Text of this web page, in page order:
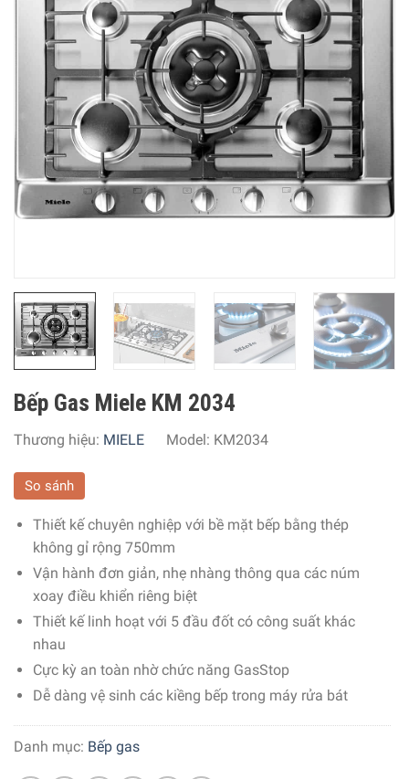
Bếp Gas Miele KM 2034
Thương hiệu: MIELE Model: KM2034
So sánh
Thiết kế chuyên nghiệp với bề mặt bếp bằng thép
không gỉ rộng 750mm
Vận hành đơn giản, nhẹ nhàng thông qua các núm
xoay điều khiển riêng biệt
Thiết kế linh hoạt với 5 đầu đốt có công suất khác
nhau
Cực kỳ an toàn nhờ chức năng GasStop
Dễ dàng vệ sinh các kiềng bếp trong máy rửa bát
Danh mục: Bếp gas